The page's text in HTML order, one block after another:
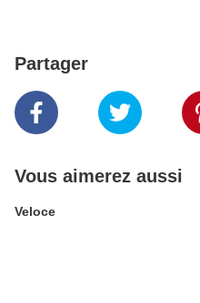
Partager
Vous aimerez aussi
Veloce